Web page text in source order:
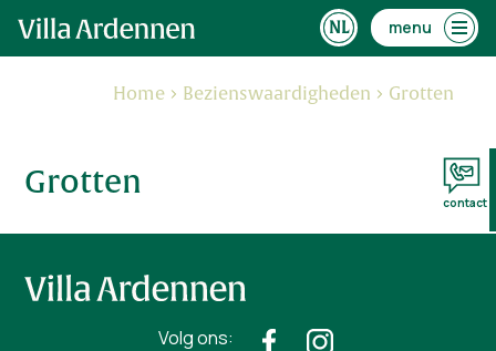
menu
Home Bezienswaardigheden Grotten
Grotten
Volg ons:
contact